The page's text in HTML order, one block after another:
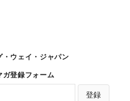
・ウェイ・ジャパン
ガ登録フォーム